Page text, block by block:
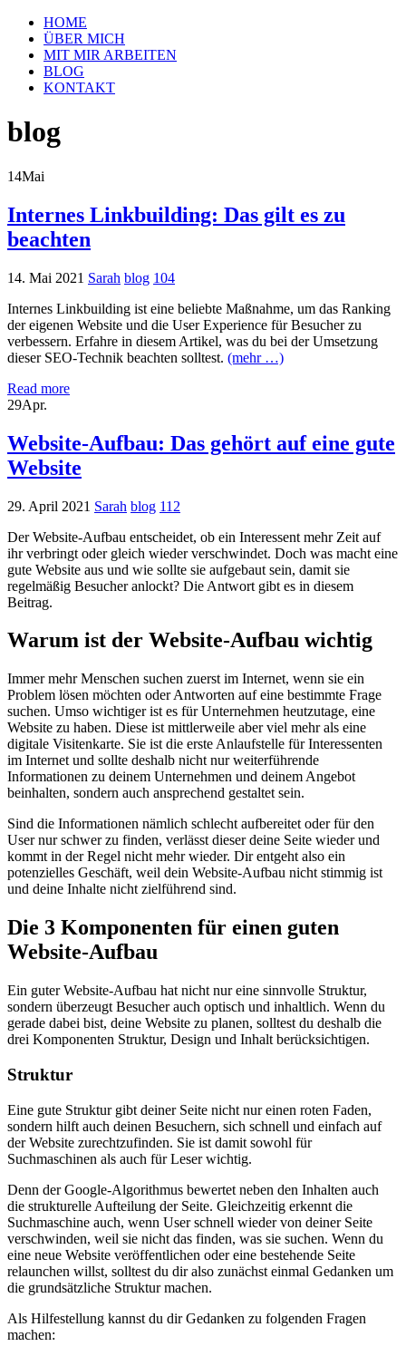
HOME
ÜBER MICH
MIT MIR ARBEITEN
BLOG
KONTAKT
blog
14Mai
Internes Linkbuilding: Das gilt es zu
beachten
14. Mai 2021 Sarah blog 104
Internes Linkbuilding ist eine beliebte Maßnahme, um das Ranking
der eigenen Website und die User Experience für Besucher zu
verbessern. Erfahre in diesem Artikel, was du bei der Umsetzung
dieser SEO-Technik beachten solltest. (mehr …)
Read more
29Apr.
Website-Aufbau: Das gehört auf eine gute
Website
29. April 2021 Sarah blog 112
Der Website-Aufbau entscheidet, ob ein Interessent mehr Zeit auf
ihr verbringt oder gleich wieder verschwindet. Doch was macht eine
gute Website aus und wie sollte sie aufgebaut sein, damit sie
regelmäßig Besucher anlockt? Die Antwort gibt es in diesem
Beitrag.
Warum ist der Website-Aufbau wichtig
Immer mehr Menschen suchen zuerst im Internet, wenn sie ein
Problem lösen möchten oder Antworten auf eine bestimmte Frage
suchen. Umso wichtiger ist es für Unternehmen heutzutage, eine
Website zu haben. Diese ist mittlerweile aber viel mehr als eine
digitale Visitenkarte. Sie ist die erste Anlaufstelle für Interessenten
im Internet und sollte deshalb nicht nur weiterführende
Informationen zu deinem Unternehmen und deinem Angebot
beinhalten, sondern auch ansprechend gestaltet sein.
Sind die Informationen nämlich schlecht aufbereitet oder für den
User nur schwer zu finden, verlässt dieser deine Seite wieder und
kommt in der Regel nicht mehr wieder. Dir entgeht also ein
potenzielles Geschäft, weil dein Website-Aufbau nicht stimmig ist
und deine Inhalte nicht zielführend sind.
Die 3 Komponenten für einen guten
Website-Aufbau
Ein guter Website-Aufbau hat nicht nur eine sinnvolle Struktur,
sondern überzeugt Besucher auch optisch und inhaltlich. Wenn du
gerade dabei bist, deine Website zu planen, solltest du deshalb die
drei Komponenten Struktur, Design und Inhalt berücksichtigen.
Struktur
Eine gute Struktur gibt deiner Seite nicht nur einen roten Faden,
sondern hilft auch deinen Besuchern, sich schnell und einfach auf
der Website zurechtzufinden. Sie ist damit sowohl für
Suchmaschinen als auch für Leser wichtig.
Denn der Google-Algorithmus bewertet neben den Inhalten auch
die strukturelle Aufteilung der Seite. Gleichzeitig erkennt die
Suchmaschine auch, wenn User schnell wieder von deiner Seite
verschwinden, weil sie nicht das finden, was sie suchen. Wenn du
eine neue Website veröffentlichen oder eine bestehende Seite
relaunchen willst, solltest du dir also zunächst einmal Gedanken um
die grundsätzliche Struktur machen.
Als Hilfestellung kannst du dir Gedanken zu folgenden Fragen
machen: